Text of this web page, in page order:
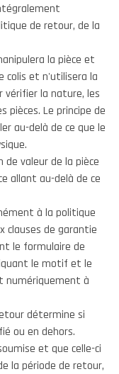
de retour, de la
la pièce et
colis et n'utilisera la
vérifier la nature, les
Le principe de
au-delà de ce que le
de valeur de la pièce
allant au-delà de ce
à la politique
clauses de garantie
le formulaire de
le motif et le
numériquement à
détermine si
ou en dehors.
et que celle-ci
la période de retour,